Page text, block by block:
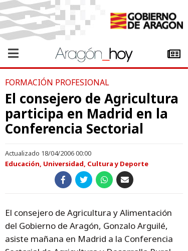
FORMACIÓN PROFESIONAL
El consejero de Agricultura
participa en Madrid en la
Conferencia Sectorial
Actualizado 18/04/2006 00:00
Educación, Universidad, Cultura y Deporte
El consejero de Agricultura y Alimentación
del Gobierno de Aragón, Gonzalo Arguilé,
asiste mañana en Madrid a la Conferencia